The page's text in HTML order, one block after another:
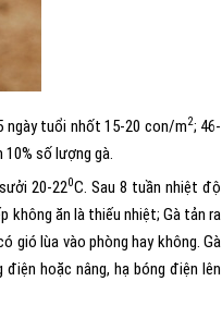
ngày tuổi nhốt 15-20 con/m2; 46-
số lượng gà.
20-220C. Sau 8 tuần nhiệt độ
không ăn là thiếu nhiệt; Gà tản ra
gió lùa vào phòng hay không. Gà
hoặc nâng, hạ bóng điện lên